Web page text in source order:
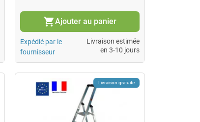
shopping_cartAjouter au panier
Expédié par le
fournisseur
Livraison estimée
en 3-10 jours
Livraison gratuite